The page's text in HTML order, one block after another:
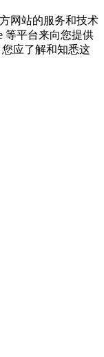
网站的服务和技术
等平台来向您提供
您应了解和知悉这